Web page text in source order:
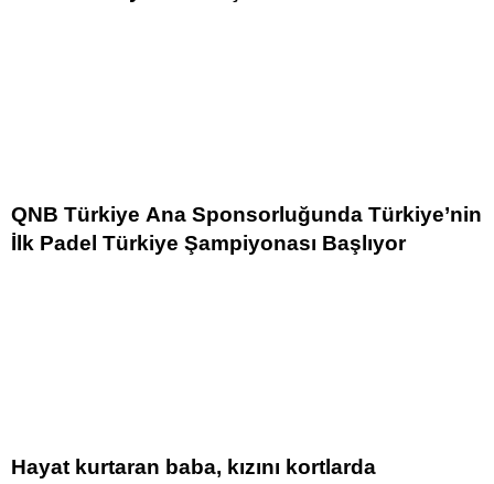
QNB Türkiye Ana Sponsorluğunda Türkiye’nin
İlk Padel Türkiye Şampiyonası Başlıyor
Hayat kurtaran baba, kızını kortlarda